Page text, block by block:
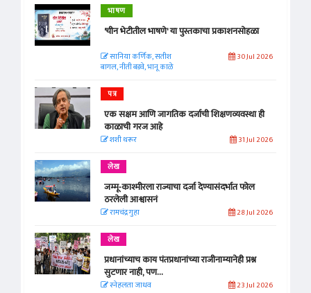
भाषण
'चीन भेटीतील भाषणे' या पुस्तकाचा प्रकाशनसोहळा
सानिया कर्णिक, सतीश
बागल, नीती बडवे, भानू काळे
30 Jul 2026
पत्र
एक सक्षम आणि जागतिक दर्जाची शिक्षणव्यवस्था ही
काळाची गरज आहे
शशी थरूर 31 Jul 2026
लेख
जम्मू-काश्मीरला राज्याचा दर्जा देण्यासंदर्भात फोल
ठरलेली आश्वासनं
रामचंद्र गुहा 28 Jul 2026
लेख
प्रधानांच्याच काय पंतप्रधानांच्या राजीनाम्यानेही प्रश्न
सुटणार नाही, पण...
स्नेहलता जाधव 23 Jul 2026